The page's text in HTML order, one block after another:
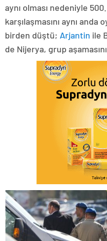
aynı olması nedeniyle
karşılaşmasını aynı
birden düştü; Arjantin ile
de Nijerya, grup